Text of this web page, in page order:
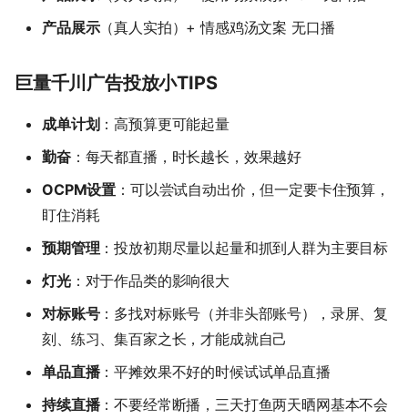
产品展示（真人实拍）+ 情感鸡汤文案 无口播
巨量千川广告投放小TIPS
成单计划：高预算更可能起量
勤奋：每天都直播，时长越长，效果越好
OCPM设置 ：可以尝试自动出价，但一定要卡住预算，
盯住消耗
预期管理 ：投放初期尽量以起量和抓到人群为主要目标
灯光：对于作品类的影响很大
对标账号：多找对标账号（并非头部账号），录屏、复
刻、练习、集百家之长，才能成就自己
单品直播：平摊效果不好的时候试试单品直播
持续直播：不要经常断播，三天打鱼两天晒网基本不会